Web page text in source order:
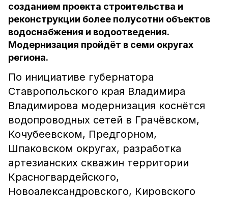
созданием проекта строительства и
реконструкции более полусотни объектов
водоснабжения и водоотведения.
Модернизация пройдёт в семи округах
региона.
По инициативе губернатора
Ставропольского края Владимира
Владимирова модернизация коснётся
водопроводных сетей в Грачёвском,
Кочубеевском, Предгорном,
Шпаковском округах, разработка
артезианских скважин территории
Красногвардейского,
Новоалександровского, Кировского